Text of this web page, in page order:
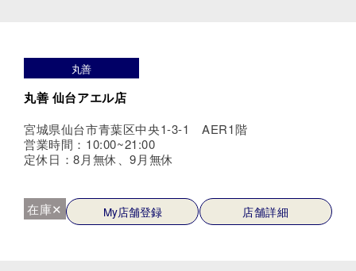
丸善
丸善 仙台アエル店
宮城県仙台市青葉区中央1-3-1 AER1階
営業時間：10:00~21:00
定休日：8月無休、9月無休
在庫✕ My店舗登録 店舗詳細